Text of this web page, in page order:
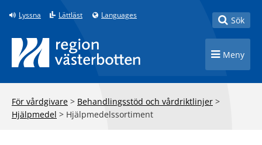
Till innehåll på sidan
Lyssna Lättläst Languages Toggle
Sök
Toggle
Meny
För vårdgivare > Behandlingsstöd och vårdriktlinjer >
Hjälpmedel > Hjälpmedelssortiment